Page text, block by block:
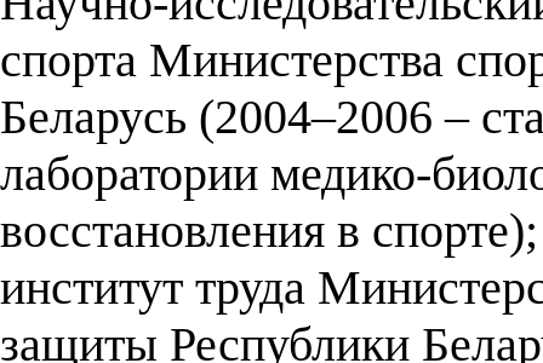
спорта Министерства
Беларусь (2004–2006 –
лаборатории медико-
восстановления в
институт труда
защиты Республики